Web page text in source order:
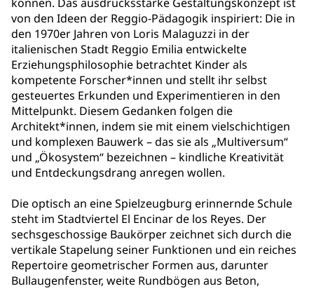
von den Ideen der Reggio-Pädagogik inspiriert: Die in
den 1970er Jahren von Loris Malaguzzi in der
italienischen Stadt Reggio Emilia entwickelte
Erziehungsphilosophie betrachtet Kinder als
kompetente Forscher*innen und stellt ihr selbst
gesteuertes Erkunden und Experimentieren in den
Mittelpunkt. Diesem Gedanken folgen die
Architekt*innen, indem sie mit einem vielschichtigen
und komplexen Bauwerk – das sie als „Multiversum“
und „Ökosystem“ bezeichnen – kindliche Kreativität
und Entdeckungsdrang anregen wollen.
Die optisch an eine Spielzeugburg erinnernde Schule
steht im Stadtviertel El Encinar de los Reyes. Der
sechsgeschossige Baukörper zeichnet sich durch die
vertikale Stapelung seiner Funktionen und ein reiches
Repertoire geometrischer Formen aus, darunter
Bullaugenfenster, weite Rundbögen aus Beton,